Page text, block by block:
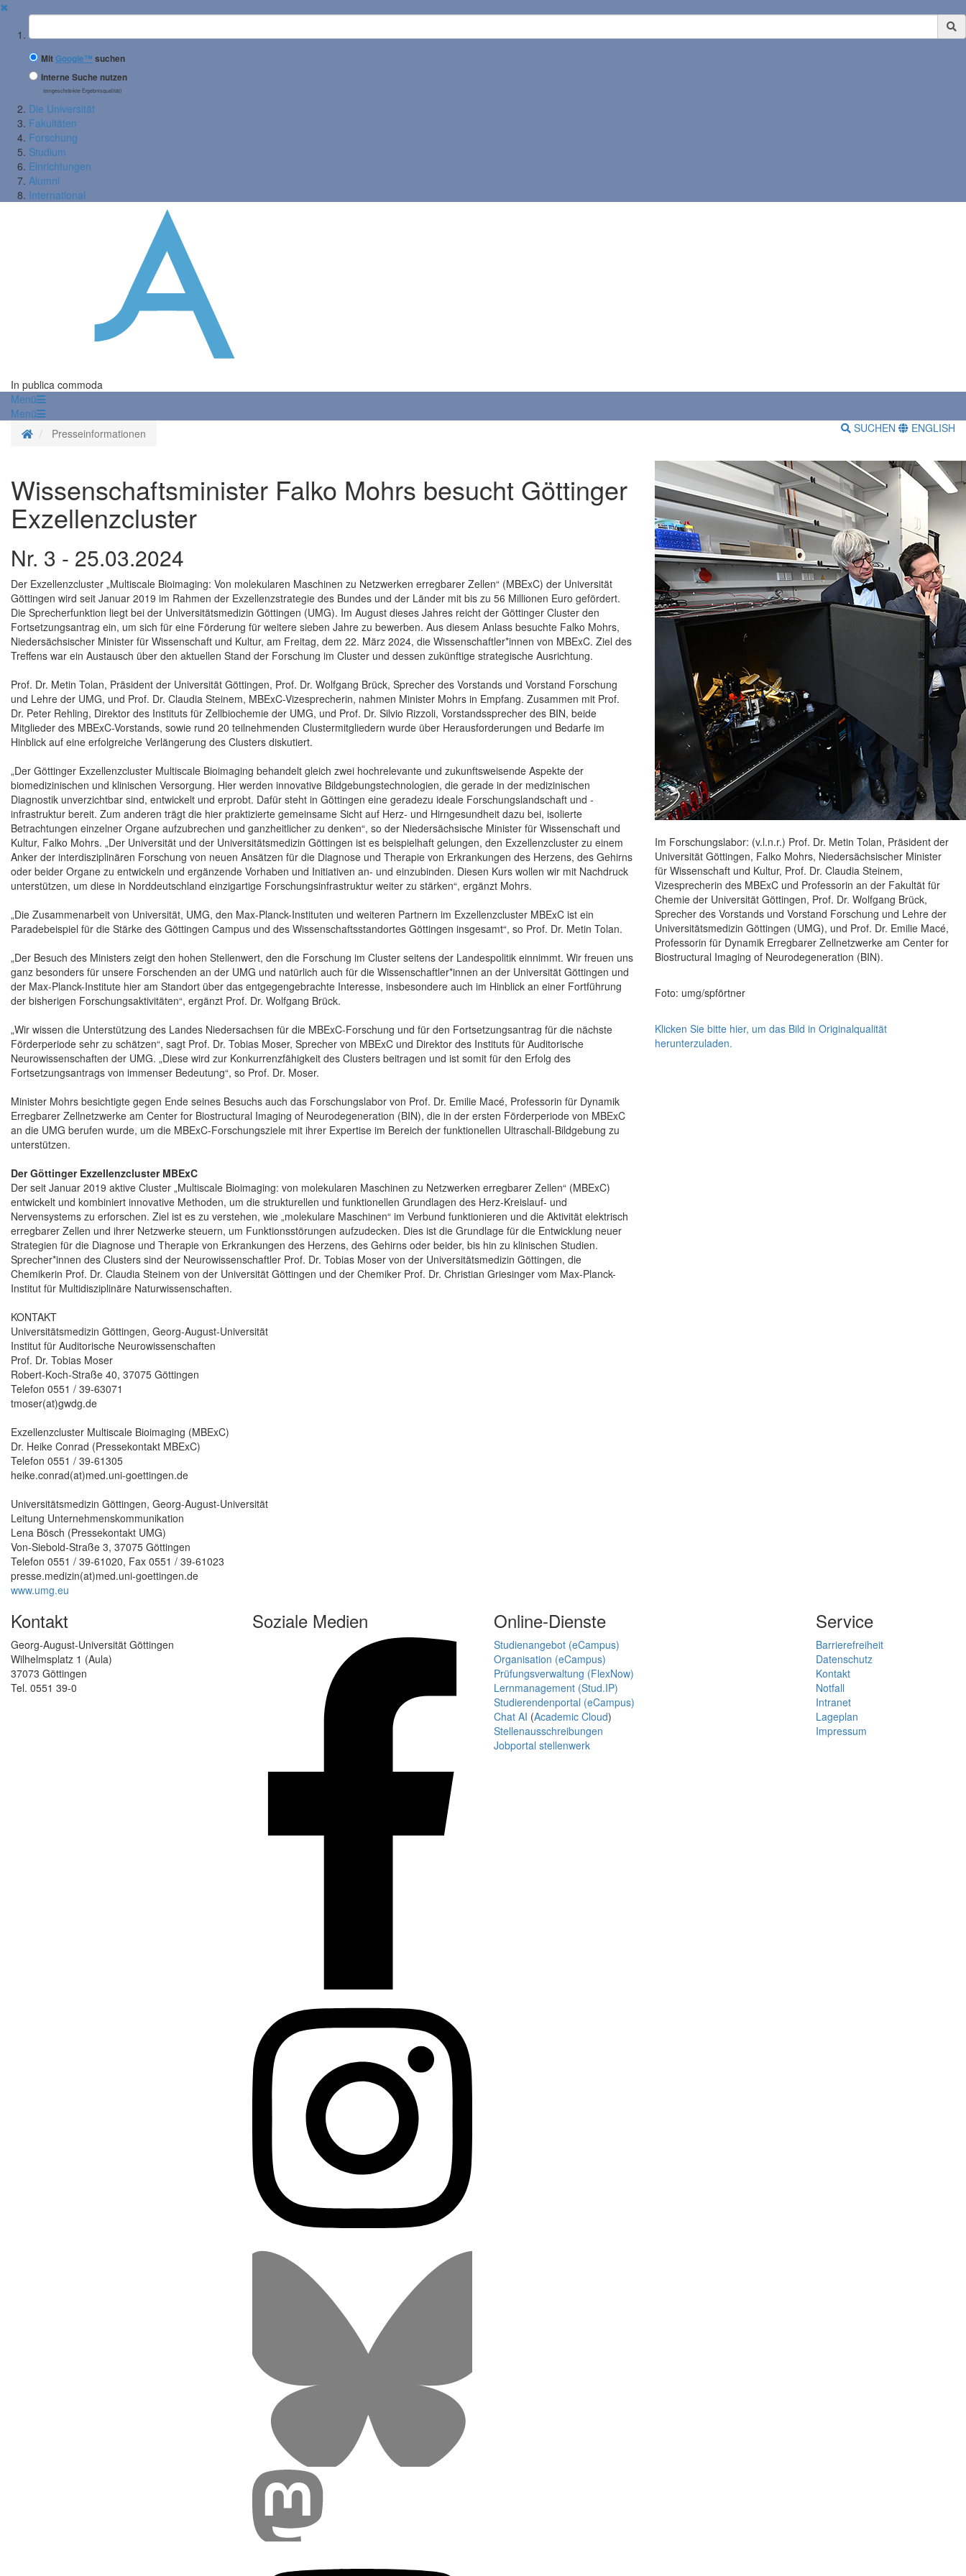
✖
Suchbegriff
MitGoogle™ suchen
Interne Suche nutzen
(eingeschränkte Ergebnisqualität)
Die Universität
Fakultäten
Forschung
Studium
Einrichtungen
Alumni
International
In publica commoda
Menü
Menü
StartseitePresseinformationen SUCHEN ENGLISH
Wissenschaftsminister Falko Mohrs besucht Göttinger
Exzellenzcluster
Nr. 3 - 25.03.2024
Der Exzellenzcluster „Multiscale Bioimaging: Von molekularen Maschinen zu Netzwerken erregbarer Zellen“ (MBExC) der Universität
Göttingen wird seit Januar 2019 im Rahmen der Exzellenzstrategie des Bundes und der Länder mit bis zu 56 Millionen Euro gefördert.
Die Sprecherfunktion liegt bei der Universitätsmedizin Göttingen (UMG). Im August dieses Jahres reicht der Göttinger Cluster den
Fortsetzungsantrag ein, um sich für eine Förderung für weitere sieben Jahre zu bewerben. Aus diesem Anlass besuchte Falko Mohrs,
Niedersächsischer Minister für Wissenschaft und Kultur, am Freitag, dem 22. März 2024, die Wissenschaftler*innen von MBExC. Ziel des
Treffens war ein Austausch über den aktuellen Stand der Forschung im Cluster und dessen zukünftige strategische Ausrichtung.
Prof. Dr. Metin Tolan, Präsident der Universität Göttingen, Prof. Dr. Wolfgang Brück, Sprecher des Vorstands und Vorstand Forschung
und Lehre der UMG, und Prof. Dr. Claudia Steinem, MBExC-Vizesprecherin, nahmen Minister Mohrs in Empfang. Zusammen mit Prof.
Dr. Peter Rehling, Direktor des Instituts für Zellbiochemie der UMG, und Prof. Dr. Silvio Rizzoli, Vorstandssprecher des BIN, beide
Mitglieder des MBExC-Vorstands, sowie rund 20 teilnehmenden Clustermitgliedern wurde über Herausforderungen und Bedarfe im
Hinblick auf eine erfolgreiche Verlängerung des Clusters diskutiert.
„Der Göttinger Exzellenzcluster Multiscale Bioimaging behandelt gleich zwei hochrelevante und zukunftsweisende Aspekte der
biomedizinischen und klinischen Versorgung. Hier werden innovative Bildgebungstechnologien, die gerade in der medizinischen
Diagnostik unverzichtbar sind, entwickelt und erprobt. Dafür steht in Göttingen eine geradezu ideale Forschungslandschaft und -
infrastruktur bereit. Zum anderen trägt die hier praktizierte gemeinsame Sicht auf Herz- und Hirngesundheit dazu bei, isolierte
Betrachtungen einzelner Organe aufzubrechen und ganzheitlicher zu denken“, so der Niedersächsische Minister für Wissenschaft und
Kultur, Falko Mohrs. „Der Universität und der Universitätsmedizin Göttingen ist es beispielhaft gelungen, den Exzellenzcluster zu einem
Anker der interdisziplinären Forschung von neuen Ansätzen für die Diagnose und Therapie von Erkrankungen des Herzens, des Gehirns
oder beider Organe zu entwickeln und ergänzende Vorhaben und Initiativen an- und einzubinden. Diesen Kurs wollen wir mit Nachdruck
unterstützen, um diese in Norddeutschland einzigartige Forschungsinfrastruktur weiter zu stärken“, ergänzt Mohrs.
„Die Zusammenarbeit von Universität, UMG, den Max-Planck-Instituten und weiteren Partnern im Exzellenzcluster MBExC ist ein
Paradebeispiel für die Stärke des Göttingen Campus und des Wissenschaftsstandortes Göttingen insgesamt“, so Prof. Dr. Metin Tolan.
„Der Besuch des Ministers zeigt den hohen Stellenwert, den die Forschung im Cluster seitens der Landespolitik einnimmt. Wir freuen uns
ganz besonders für unsere Forschenden an der UMG und natürlich auch für die Wissenschaftler*innen an der Universität Göttingen und
der Max-Planck-Institute hier am Standort über das entgegengebrachte Interesse, insbesondere auch im Hinblick an einer Fortführung
der bisherigen Forschungsaktivitäten“, ergänzt Prof. Dr. Wolfgang Brück.
„Wir wissen die Unterstützung des Landes Niedersachsen für die MBExC-Forschung und für den Fortsetzungsantrag für die nächste
Förderperiode sehr zu schätzen“, sagt Prof. Dr. Tobias Moser, Sprecher von MBExC und Direktor des Instituts für Auditorische
Neurowissenschaften der UMG. „Diese wird zur Konkurrenzfähigkeit des Clusters beitragen und ist somit für den Erfolg des
Fortsetzungsantrags von immenser Bedeutung“, so Prof. Dr. Moser.
Minister Mohrs besichtigte gegen Ende seines Besuchs auch das Forschungslabor von Prof. Dr. Emilie Macé, Professorin für Dynamik
Erregbarer Zellnetzwerke am Center for Biostructural Imaging of Neurodegeneration (BIN), die in der ersten Förderperiode von MBExC
an die UMG berufen wurde, um die MBExC-Forschungsziele mit ihrer Expertise im Bereich der funktionellen Ultraschall-Bildgebung zu
unterstützen.
Der Göttinger Exzellenzcluster MBExC
Der seit Januar 2019 aktive Cluster „Multiscale Bioimaging: von molekularen Maschinen zu Netzwerken erregbarer Zellen“ (MBExC)
entwickelt und kombiniert innovative Methoden, um die strukturellen und funktionellen Grundlagen des Herz-Kreislauf- und
Nervensystems zu erforschen. Ziel ist es zu verstehen, wie „molekulare Maschinen“ im Verbund funktionieren und die Aktivität elektrisch
erregbarer Zellen und ihrer Netzwerke steuern, um Funktionsstörungen aufzudecken. Dies ist die Grundlage für die Entwicklung neuer
Strategien für die Diagnose und Therapie von Erkrankungen des Herzens, des Gehirns oder beider, bis hin zu klinischen Studien.
Sprecher*innen des Clusters sind der Neurowissenschaftler Prof. Dr. Tobias Moser von der Universitätsmedizin Göttingen, die
Chemikerin Prof. Dr. Claudia Steinem von der Universität Göttingen und der Chemiker Prof. Dr. Christian Griesinger vom Max-Planck-
Institut für Multidisziplinäre Naturwissenschaften.
KONTAKT
Universitätsmedizin Göttingen, Georg-August-Universität
Institut für Auditorische Neurowissenschaften
Prof. Dr. Tobias Moser
Robert-Koch-Straße 40, 37075 Göttingen
Telefon 0551 / 39-63071
tmoser(at)gwdg.de
Exzellenzcluster Multiscale Bioimaging (MBExC)
Dr. Heike Conrad (Pressekontakt MBExC)
Telefon 0551 / 39-61305
heike.conrad(at)med.uni-goettingen.de
Universitätsmedizin Göttingen, Georg-August-Universität
Leitung Unternehmenskommunikation
Lena Bösch (Pressekontakt UMG)
Von-Siebold-Straße 3, 37075 Göttingen
Telefon 0551 / 39-61020, Fax 0551 / 39-61023
presse.medizin(at)med.uni-goettingen.de
www.umg.eu
Im Forschungslabor: (v.l.n.r.) Prof. Dr. Metin Tolan, Präsident der
Universität Göttingen, Falko Mohrs, Niedersächsischer Minister
für Wissenschaft und Kultur, Prof. Dr. Claudia Steinem,
Vizesprecherin des MBExC und Professorin an der Fakultät für
Chemie der Universität Göttingen, Prof. Dr. Wolfgang Brück,
Sprecher des Vorstands und Vorstand Forschung und Lehre der
Universitätsmedizin Göttingen (UMG), und Prof. Dr. Emilie Macé,
Professorin für Dynamik Erregbarer Zellnetzwerke am Center for
Biostructural Imaging of Neurodegeneration (BIN).
Foto: umg/spförtner
Klicken Sie bitte hier, um das Bild in Originalqualität
herunterzuladen.
Kontakt
Georg-August-Universität Göttingen
Wilhelmsplatz 1 (Aula)
37073 Göttingen
Tel. 0551 39-0
Soziale Medien Online-Dienste
Studienangebot (eCampus)
Organisation (eCampus)
Prüfungsverwaltung (FlexNow)
Lernmanagement (Stud.IP)
Studierendenportal (eCampus)
Chat AI (Academic Cloud)
Stellenausschreibungen
Jobportal stellenwerk
Service
Barrierefreiheit
Datenschutz
Kontakt
Notfall
Intranet
Lageplan
Impressum